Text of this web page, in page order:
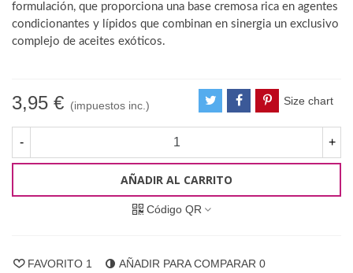
formulación, que proporciona una base cremosa rica en agentes
condicionantes y lípidos que combinan en sinergia un exclusivo
complejo de aceites exóticos.
3,95 € (impuestos inc.) Size chart
- +
AÑADIR AL CARRITO
Código QR
FAVORITO 1 AÑADIR PARA COMPARAR 0